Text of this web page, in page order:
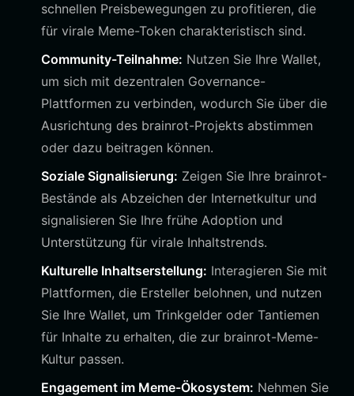
schnellen Preisbewegungen zu profitieren, die
für virale Meme-Token charakteristisch sind.
Community-Teilnahme: Nutzen Sie Ihre Wallet,
um sich mit dezentralen Governance-
Plattformen zu verbinden, wodurch Sie über die
Ausrichtung des brainrot-Projekts abstimmen
oder dazu beitragen können.
Soziale Signalisierung: Zeigen Sie Ihre brainrot-
Bestände als Abzeichen der Internetkultur und
signalisieren Sie Ihre frühe Adoption und
Unterstützung für virale Inhaltstrends.
Kulturelle Inhaltserstellung: Interagieren Sie mit
Plattformen, die Ersteller belohnen, und nutzen
Sie Ihre Wallet, um Trinkgelder oder Tantiemen
für Inhalte zu erhalten, die zur brainrot-Meme-
Kultur passen.
Engagement im Meme-Ökosystem: Nehmen Sie